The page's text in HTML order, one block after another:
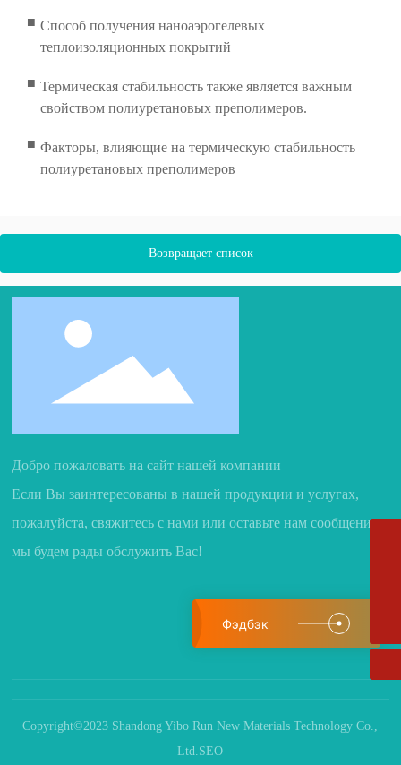
■ Способ получения наноаэрогелевых
теплоизоляционных покрытий
■ Термическая стабильность также является важным
свойством полиуретановых преполимеров.
■ Факторы, влияющие на термическую стабильность
полиуретановых преполимеров
Возвращает список
Добро пожаловать на сайт нашей компании
Если Вы заинтересованы в нашей продукции и услугах,
пожалуйста, свяжитесь с нами или оставьте нам сообщение,
мы будем рады обслужить Вас!
Фэдбэк
Copyright©2023 Shandong Yibo Run New Materials Technology Co.,
Ltd. SEO
Мобильный телефон
+86-15564381913